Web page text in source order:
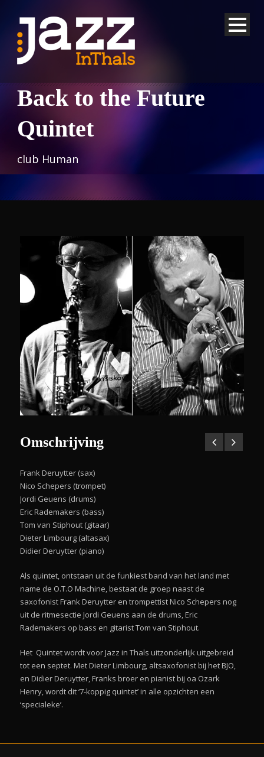
Back to the Future
Quintet
club Human
Omschrijving
Frank Deruytter (sax)
Nico Schepers (trompet)
Jordi Geuens (drums)
Eric Rademakers (bass)
Tom van Stiphout (gitaar)
Dieter Limbourg (altasax)
Didier Deruytter (piano)
Als quintet, ontstaan uit de funkiest band van het land met
name de O.T.O Machine, bestaat de groep naast de
saxofonist Frank Deruytter en trompettist Nico Schepers nog
uit de ritmesectie Jordi Geuens aan de drums, Eric
Rademakers op bass en gitarist Tom van Stiphout.
Het Quintet wordt voor Jazz in Thals uitzonderlijk uitgebreid
tot een septet. Met Dieter Limbourg, altsaxofonist bij het BJO,
en Didier Deruytter, Franks broer en pianist bij oa Ozark
Henry, wordt dit ‘7-koppig quintet’ in alle opzichten een
‘specialeke’.